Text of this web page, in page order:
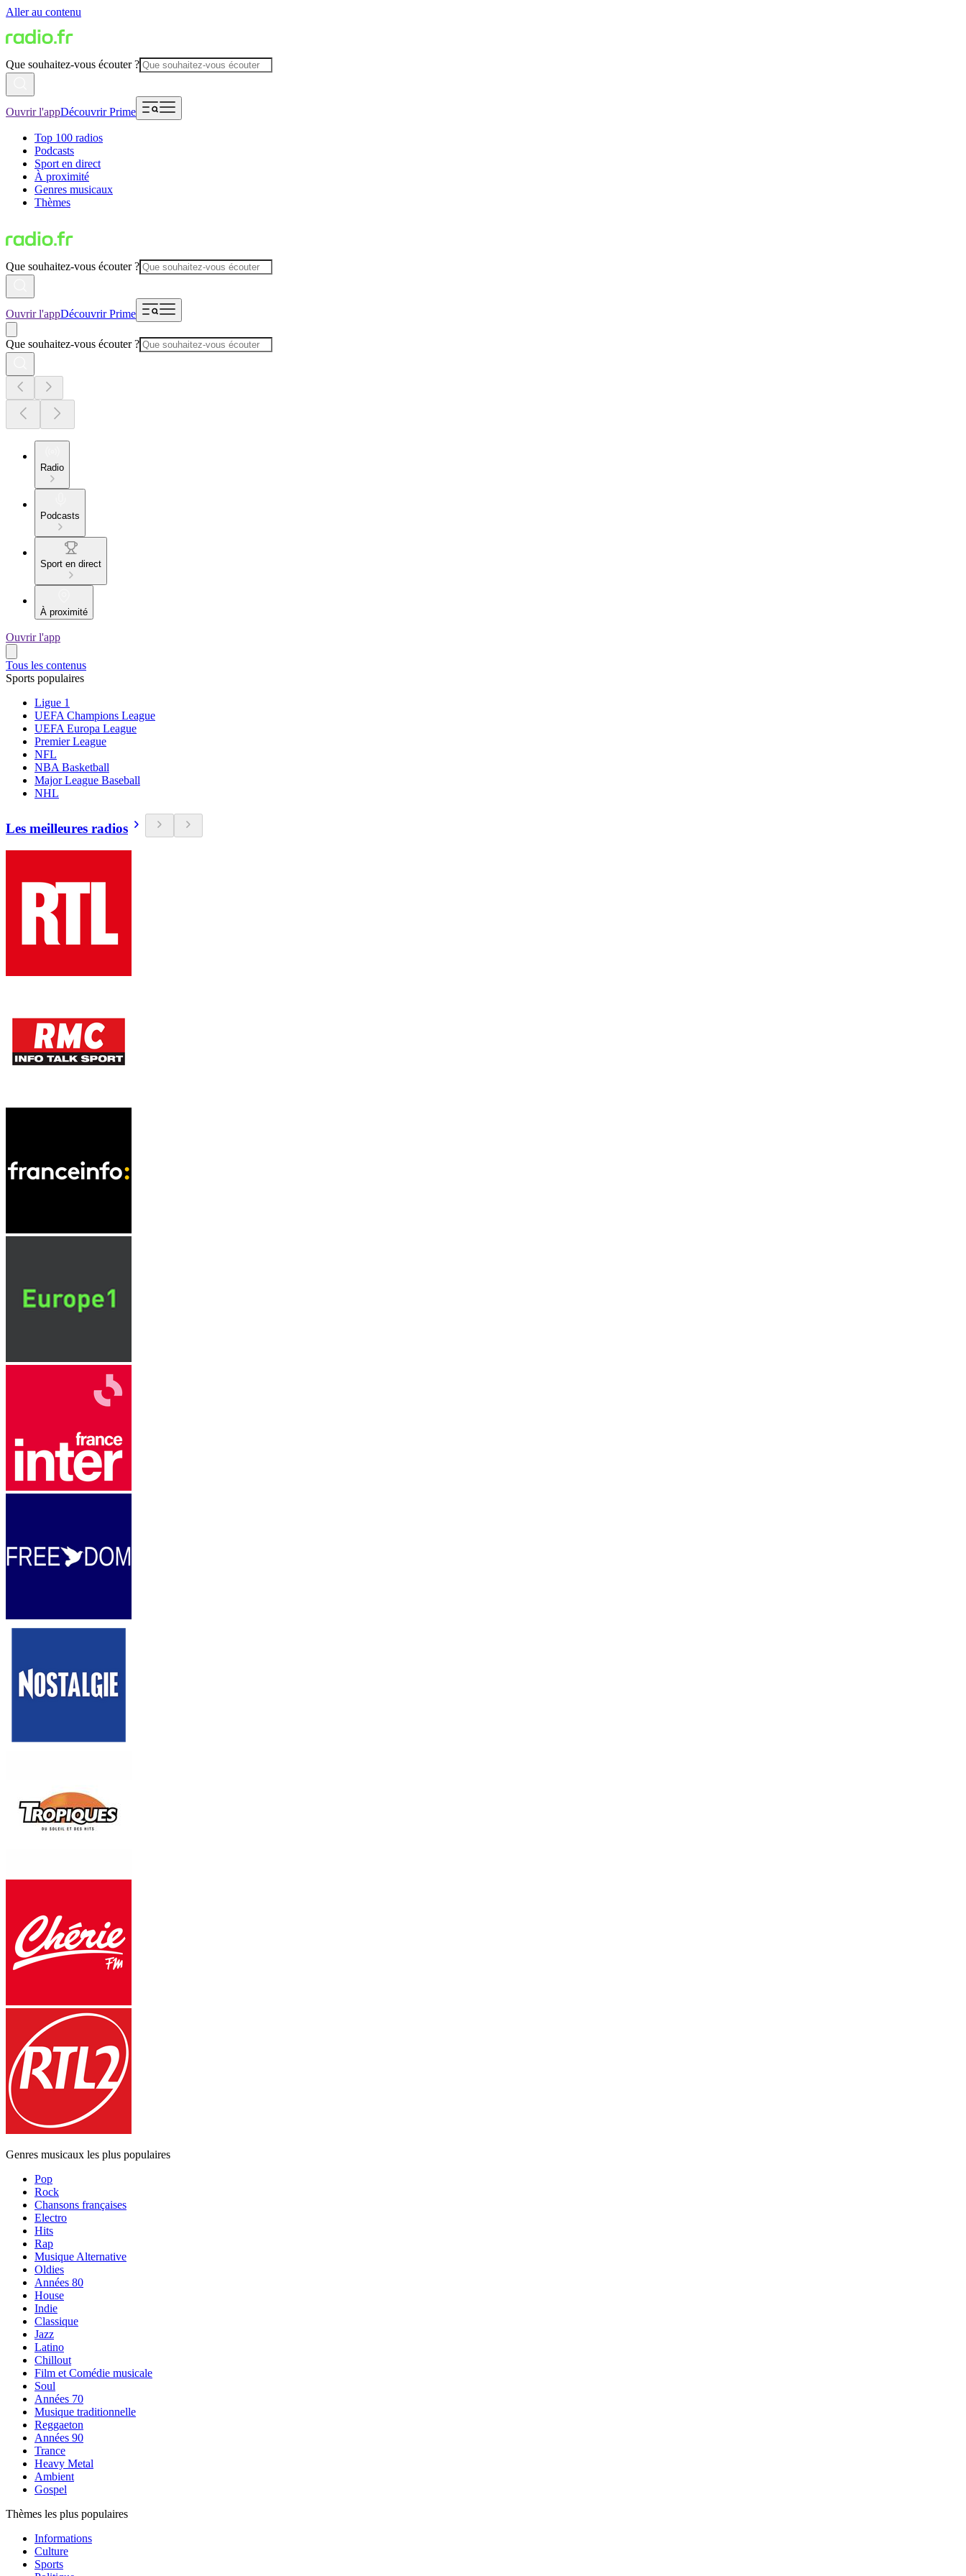
Aller au contenu
Que souhaitez-vous écouter ?
Ouvrir l'appDécouvrir Prime
Top 100 radios
Podcasts
Sport en direct
À proximité
Genres musicaux
Thèmes
Que souhaitez-vous écouter ?
Ouvrir l'appDécouvrir Prime
Que souhaitez-vous écouter ?
Radio
Podcasts
Sport en direct
À proximité
Ouvrir l'app
Tous les contenus
Sports populaires
Ligue 1
UEFA Champions League
UEFA Europa League
Premier League
NFL
NBA Basketball
Major League Baseball
NHL
Les meilleures radios
Genres musicaux les plus populaires
Pop
Rock
Chansons françaises
Electro
Hits
Rap
Musique Alternative
Oldies
Années 80
House
Indie
Classique
Jazz
Latino
Chillout
Film et Comédie musicale
Soul
Années 70
Musique traditionnelle
Reggaeton
Années 90
Trance
Heavy Metal
Ambient
Gospel
Thèmes les plus populaires
Informations
Culture
Sports